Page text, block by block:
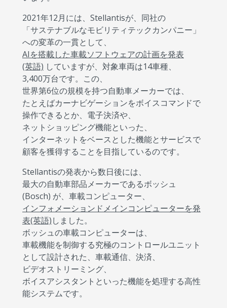
2021年12月には、Stellantisが、同社の
「サステナブルなモビリティテックカンパニー」
への変革の一貫として、
AIを搭載した車載ソフトウェアの計画を発表
(英語) していますが、対象車両は14車種、
3,400万台です。この、
世界第6位の規模を持つ自動車メーカーでは、
たとえばカーナビゲーションをボイスコマンドで
操作できるとか、電子決済や、
ネットショッピング機能といった、
インターネットをベースとした機能とサービスで
顧客を獲得することを目指しているのです。
Stellantisの発表から数日後には、
最大の自動車部品メーカーであるボッシュ
(Bosch) が、車載コンピューター、
インフォメーションドメインコンピューターを発
表(英語)しました。
ボッシュの車載コンピューターは、
車載機能を制御する究極のコントロールユニット
として設計された、車載通信、決済、
ビデオストリーミング、
ボイスアシスタントといった機能を処理する高性
能システムです。